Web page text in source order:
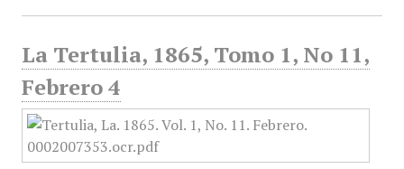
La Tertulia, 1865, Tomo 1, No 11,
Febrero 4